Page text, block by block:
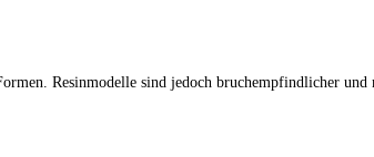
Resinmodelle sind jedoch bruchempfindlicher und